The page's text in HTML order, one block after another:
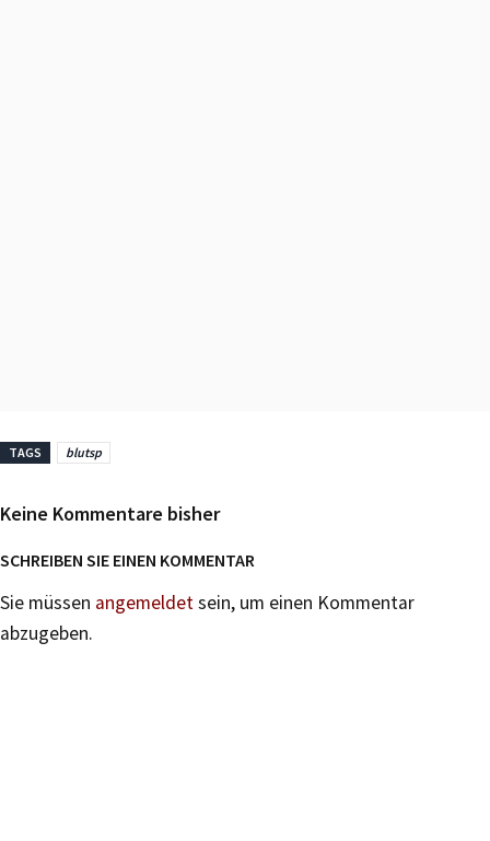
TAGS blutsp
Keine Kommentare bisher
SCHREIBEN SIE EINEN KOMMENTAR
Sie müssen angemeldetsein, um einen Kommentar
abzugeben.